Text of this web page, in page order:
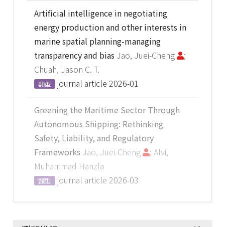
Artificial intelligence in negotiating
energy production and other interests in
marine spatial planning-managing
transparency and bias Jao, Juei-Cheng
;
Chuah, Jason C. T.
類型 journal article 2026-01
Greening the Maritime Sector Through
Autonomous Shipping: Rethinking
Safety, Liability, and Regulatory
Frameworks Jao, Juei-Cheng
; Alvi,
Muhammad Hanzla
類型 journal article 2026-03